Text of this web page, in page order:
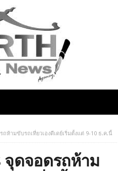
ห้ามขับรถเที่ยวเองดีเดย์เริ่มตั้งแต่ 9-10 ธ.ค.นี้
จุดจอดรถห้าม